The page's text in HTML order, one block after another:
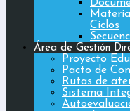
Ciclos
Área de Gestión
Proyecto
Pacto de
Rutas de
Sistema